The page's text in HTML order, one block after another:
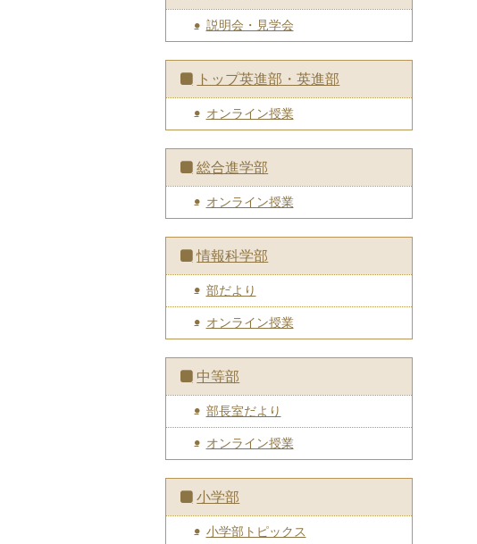
説明会・見学会
トップ英進部・英進部
オンライン授業
総合進学部
オンライン授業
情報科学部
部だより
オンライン授業
中等部
部長室だより
オンライン授業
小学部
小学部トピックス